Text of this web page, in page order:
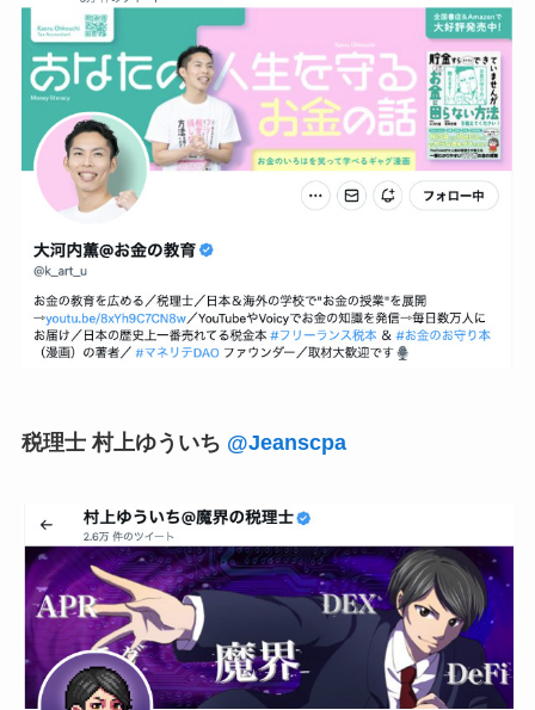
税理士 村上ゆういち @Jeanscpa